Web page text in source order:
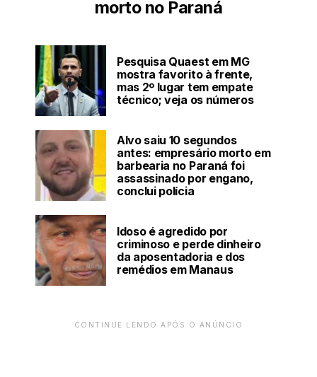
morto no Paraná
Pesquisa Quaest em MG
mostra favorito à frente,
mas 2º lugar tem empate
técnico; veja os números
Alvo saiu 10 segundos
antes: empresário morto em
barbearia no Paraná foi
assassinado por engano,
conclui polícia
Idoso é agredido por
criminoso e perde dinheiro
da aposentadoria e dos
remédios em Manaus
CONTINUE LENDO APÓS O ANÚNCIO